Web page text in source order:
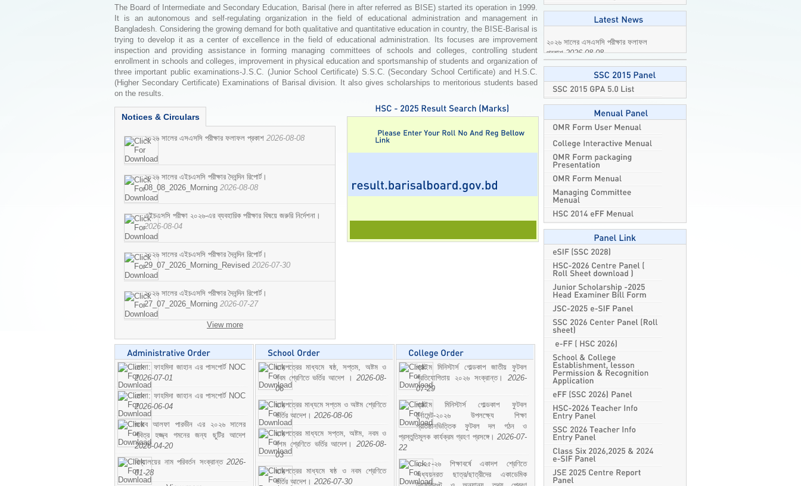
The Board of Intermediate and Secondary Education, Barisal (here in after referred as BISE) started its operation in 1999.
It is an autonomous and self-regulating organization in the field of educational administration and management in
Bangladesh. Considering the growing demand for both qualitative and quantitative education in country, the BISE-Barisal is
trying to develop it as a center of excellence in the field of educational administration. Its focuses are improvement
inspection and providing assistance in forming managing committees of schools and colleges, controlling student
enrollment in schools and colleges, improvement in physical education and sportsmanship of students and organization of
three important public examinations-J.S.C. (Junior School Certificate) S.S.C. (Secondary School Certificate) and H.S.C.
(Higher Secondary Certificate) Examinations of Barisal division. It also gives scholarships to meritorious students based
on the results.
Notices & Circulars
২০২৬ সালের এসএসসি পরীক্ষার ফলাফল প্রকাশ 2026-08-08
২০২৬ সালের এইচএসসি পরীক্ষার দৈনন্দিন রিপোর্ট।
08_08_2026_Morning 2026-08-08
এইচএসসি পরীক্ষা ২০২৬-এর ব্যবহারিক পরীক্ষার বিষয়ে জরুরি নির্দেশনা।
2026-08-04
২০২৬ সালের এইচএসসি পরীক্ষার দৈনন্দিন রিপোর্ট।
29_07_2026_Morning_Revised 2026-07-30
২০২৬ সালের এইচএসসি পরীক্ষার দৈনন্দিন রিপোর্ট।
27_07_2026_Morning 2026-07-27
View more
মোসা: ফাহমিদা জাহান এর পাসপোর্ট NOC
2026-07-01
মোসা: ফাহমিদা জাহান এর পাসপোর্ট NOC
2026-06-04
জনাব আলফা পারভীন এর ২০২৬ সালের
পবিত্র হজ্জ্ব গমনের জন্য ছুটির আদেশ
2026-04-20
বিদ্যালয়ের নাম পরিবর্তন সংক্রান্ত 2026-
01-28
ছাড়পত্রের মাধ্যমে ষষ্ঠ, সপ্তম, অষ্টম ও
নবম শ্রেণিতে ভর্তির আদেশ । 2026-08-
06
ছাড়পত্রের মাধ্যমে সপ্তম ও অষ্টম শ্রেণিতে
ভর্তির আদেশ। 2026-08-06
ছাড়পত্রের মাধ্যমে সপ্তম, অষ্টম, নবম ও
দশম শ্রেণিতে ভর্তির আদেশ। 2026-08-
03
ছাড়পত্রের মাধ্যমে ষষ্ঠ ও নবম শ্রেণিতে
ভর্তির আদেশ। 2026-07-30
প্রাইম মিনিস্টার্স গোল্ডকাপ জাতীয় ফুটবল
প্রতিযোগিতায় ২০২৬ সংক্রান্ত। 2026-
07-29
প্রাইম মিনিস্টার্স গোল্ডকাপ ফুটবল
টুর্নামেন্ট-২০২৬ উপলক্ষ্যে শিক্ষা
প্রতিষ্ঠানভিত্তিক ফুটবল দল গঠন ও
প্রস্তুতিমূলক কার্যক্রম গ্রহণ প্রসঙ্গে। 2026-07-
22
২০২৫-২৬ শিক্ষাবর্ষে একাদশ শ্রেণিতে
অধ্যয়নরত ছাত্র/ছাত্রীদের একাডেমিক
২০২৬ সালের এসএসসি পরীক্ষার ফলাফল
প্রকাশ2026-08-08